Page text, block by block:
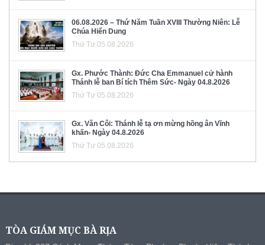
06.08.2026 – Thứ Năm Tuần XVIII Thường Niên: Lễ
Chúa Hiển Dung
Thứ Tư 05.08.2026
Gx. Phước Thành: Đức Cha Emmanuel cử hành
Thánh lễ ban Bí tích Thêm Sức- Ngày 04.8.2026
Thứ Tư 05.08.2026
Gx. Văn Côi: Thánh lễ tạ ơn mừng hồng ân Vĩnh
khấn- Ngày 04.8.2026
Thứ Tư 05.08.2026
TÒA GIÁM MỤC BÀ RỊA